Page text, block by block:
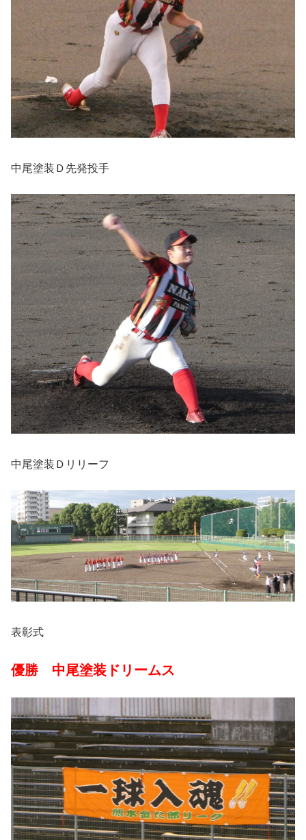
中尾塗装Ｄ先発投手
中尾塗装Ｄリリーフ
表彰式
優勝 中尾塗装ドリームス